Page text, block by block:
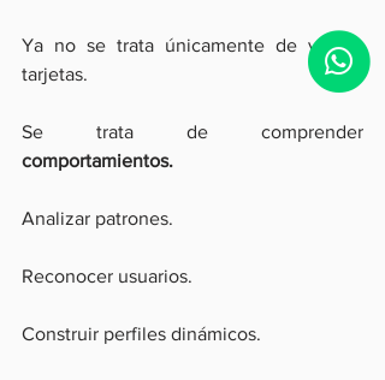
Ya no se trata únicamente de validar
tarjetas.
comportamientos.
Analizar patrones.
Reconocer usuarios.
Construir perfiles dinámicos.